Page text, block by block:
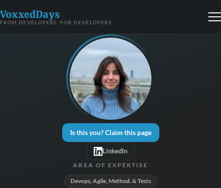
VoxxedDays
FROM DEVELOPERS, FOR DEVELOPERS
Is this you? Claim this page
LinkedIn
AREA OF EXPERTISE
Devops, Agile, Method. & Tests